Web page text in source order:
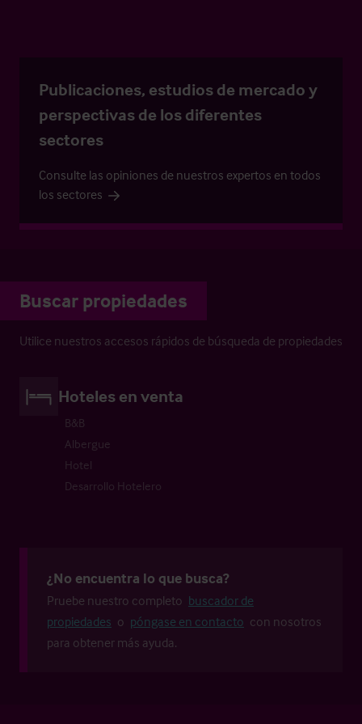
Publicaciones, estudios de mercado y
perspectivas de los diferentes
sectores
Consulte las opiniones de nuestros expertos en todos
los sectores
Buscar propiedades
Utilice nuestros accesos rápidos de búsqueda de propiedades
Hoteles en venta
B&B
Albergue
Hotel
Desarrollo Hotelero
¿No encuentra lo que busca?
Pruebe nuestro completo buscador de
propiedades o póngase en contacto con nosotros
para obtener más ayuda.